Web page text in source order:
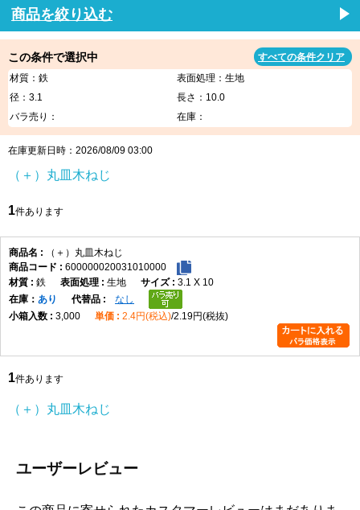
商品を絞り込む
この条件で選択中
すべての条件クリア
材質：鉄
表面処理：生地
径：3.1
長さ：10.0
バラ売り：
在庫：
在庫更新日時：2026/08/09 03:00
（＋）丸皿木ねじ
1件あります
（＋）丸皿木ねじ
600000020031010000
鉄
生地
3.1 X 10
在庫
あり
なし
3,000
2.4円(税込) 2.19円(税抜)
1件あります
（＋）丸皿木ねじ
ユーザーレビュー